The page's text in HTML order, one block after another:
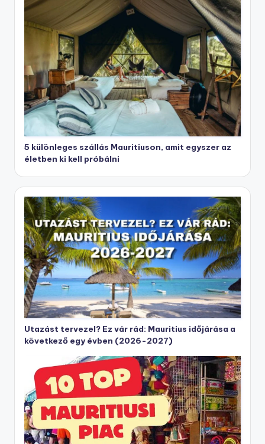
5 különleges szállás Mauritiuson, amit egyszer az
életben ki kell próbálni
Utazást tervezel? Ez vár rád: Mauritius időjárása a
következő egy évben (2026-2027)